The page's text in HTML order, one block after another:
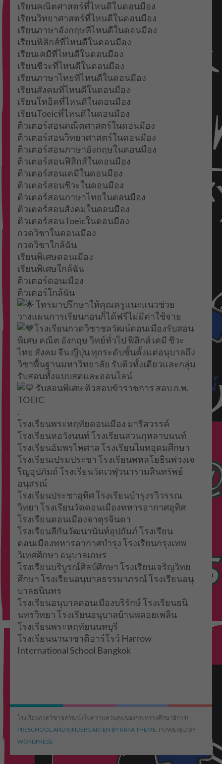
เรียนคณิตศาสตร์ที่ไหนดีในดอนมือง
เรียนวิทยาศาสตร์ที่ไหนดีในดอนมือง
เรียนภาษาอังกฤษที่ไหนดีในดอนมือง
เรียนฟิสิกส์ที่ไหนดีในดอนมือง
เรียนเคมีที่ไหนดีในดอนมือง
เรียนชีวะที่ไหนดีในดอนมือง
เรียนภาษาไทยที่ไหนดีในดอนมือง
เรียนสังคมที่ไหนดีในดอนมือง
เรียนโทอิคที่ไหนดีในดอนมือง
เรียนToeicที่ไหนดีในดอนมือง
ติวเตอร์สอนคณิตศาสตร์ในดอนมือง
ติวเตอร์สอนวิทยาศาสตร์ในดอนมือง
ติวเตอร์สอนภาษาอังกฤษในดอนมือง
ติวเตอร์สอนฟิสิกส์ในดอนมือง
ติวเตอร์สอนเคมีในดอนมือง
ติวเตอร์สอนชีวะในดอนมือง
ติวเตอร์สอนภาษาไทยในดอนมือง
ติวเตอร์สอนสังคมในดอนมือง
ติวเตอร์สอนToeicในดอนมือง
กวดวิชาในดอนเมือง
กวดวิชาใกล้ฉัน
เรียนพิเศษดอนเมือง
เรียนพิเศษใกล้ฉัน
ติวเตอร์ดอนเมือง
ติวเตอร์ใกล้ฉัน
โทรมาปรึกษาให้คุณครูแนะแนวช่วย
วางแผนการเรียนก่อนก็ได้ฟรีไม่มีค่าใช้จ่าย
โรงเรียนกวดวิชาชลวัฒน์ดอนเมืองรับสอน
พิเศษ คณิต อังกฤษ วิทย์ทั่วไป ฟิสิกส์ เคมี ชีวะ
ไทย สังคม จีน ญี่ปุ่น ทุกระดับชั้นตั้งแต่อนุบาลถึง
วิชาพื้นฐานมหาวิทยาลัย รับติวทั้งเดี่ยวและกลุ่ม
รับสอนทั้งแบบสดและออนไลน์
รับสอนพิเศษ ติวสอบข้าราชการ สอบ ก.พ.
TOEIC
.
โรงเรียนพระหฤทัยดอนเมือง มารีสวรรค์
โรงเรียนหอวังนนท์ โรงเรียนสวนกุหลาบนนท์
โรงเรียนอัมพรไพศาล โรงเรียนไผทอุดมศึกษา
โรงเรียนเปรมประชา โรงเรียนพหลโยธินพ่วงเจ
ริญอุปภัมถ์ โรงเรียนวัดเวฬุวนารามสินทรัพย์
อนุสรณ์
โรงเรียนประชาอุทิศ โรงเรียนบำรุงรวิวรรณ
วิทยา โรงเรียนวัดดอนเมืองทหารอากาศอุทิศ
โรงเรียนดอนเมืองจาตุรจินดา
โรงเรียนสีกันวัฒนานันท์อุปถัมภ์ โรงเรียน
ดอนเมืองทหารอากาศบำรุง โรงเรียนกรุงเทพ
วิเทศศึกษา อนุบาลเกษร
โรงเรียนบริบูรณ์ศิลป์ศึกษา โรงเรียนเจริญวิทย
ศึกษา โรงเรียนอนุบาลธรรมาภรณ์ โรงเรียนอนุ
บาลธนินทร
โรงเรียนอนุบาลดอนเมืองบริรักษ์ โรงเรียนธนิ
นทรวิทยา โรงเรียนอนุบาลบ้านพลอยเพลิน
โรงเรียนพระหฤทัยนนทบุรี
โรงเรียนนานาชาติฮาร์โรว์ Harrow
International School Bangkok
โรงเรียนกวดวิชาชลวัฒน์ (ในความควบคุมของกระทรวงศึกษาธิการ)
PRESCHOOL AND KINDERGARTEN BY RARA THEME. POWERED BY
WORDPRESS.